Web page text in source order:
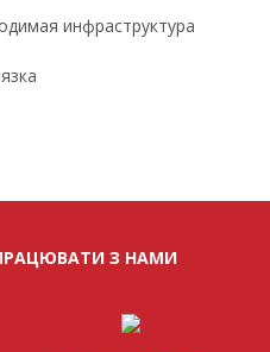
инфраструктура
З НАМИ